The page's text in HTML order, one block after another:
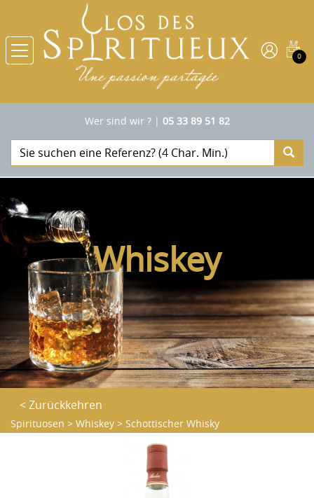
0
Wer sind wir ?| 05 33 89 51 82
Whiskey
< Zurückkehren
Spirituosen > Whiskey > Schottischer Whisky